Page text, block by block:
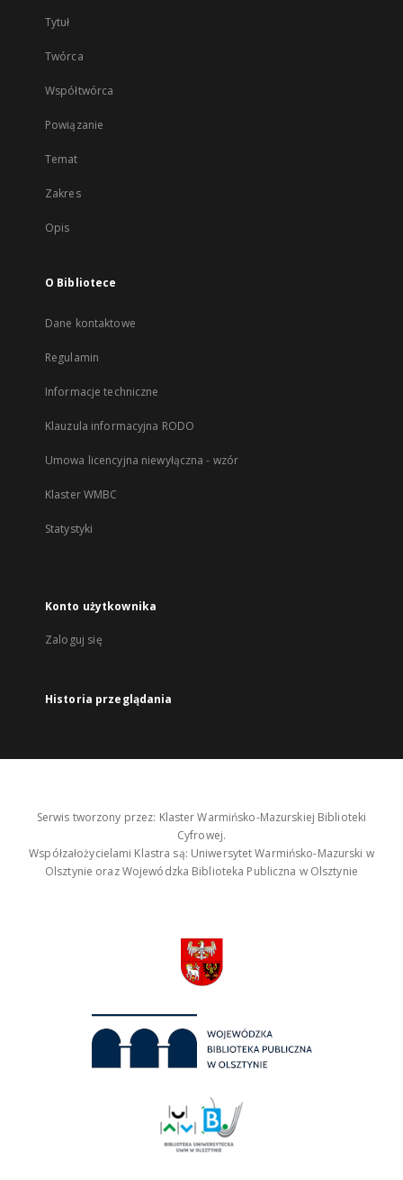
Tytuł
Twórca
Współtwórca
Powiązanie
Temat
Zakres
Opis
O Bibliotece
Dane kontaktowe
Regulamin
Informacje techniczne
Klauzula informacyjna RODO
Umowa licencyjna niewyłączna - wzór
Klaster WMBC
Statystyki
Konto użytkownika
Zaloguj się
Historia przeglądania
Serwis tworzony przez: Klaster Warmińsko-Mazurskiej Biblioteki
Cyfrowej.
Współzałożycielami Klastra są: Uniwersytet Warmińsko-Mazurski w
Olsztynie oraz Wojewódzka Biblioteka Publiczna w Olsztynie